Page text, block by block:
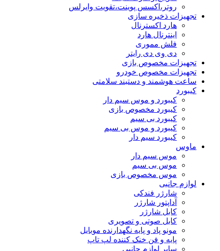
روتر،اکسس پوینت،تقویت وایرلس
تجهیزات ذخیره سازی
هارد اکسترنال
اینترنال هارد
فلش مموری
دی وی دی رایتر
تجهیزات مخصوص بازی
تجهیزات مخصوص خودرو
ساعت هوشمند و دستبند سلامتی
کیبورد
کیبورد و موس سیم دار
کیبورد مخصوص بازی
کیبورد بی سیم
کیبورد و موس بی سیم
کیبورد سیم دار
ماوس
موس سیم دار
موس بی سیم
موس مخصوص بازی
لوازم جانبی
شارژر فندکی
آداپتور شارژر
کابل شارژر
کابل صوتی و تصویری
مونو پاد و پایه نگهدارنده موبایل
پایه و فن خنک کننده لپ تاپ
سایر لوازم جانبی